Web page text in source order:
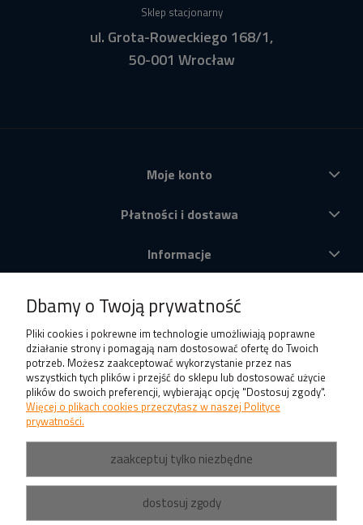
Sklep stacjonarny
ul. Grota-Roweckiego 168/1,
50-001 Wrocław
Moje konto
Płatności i dostawa
Informacje
Produkty
Dbamy o Twoją prywatność
Pliki cookies i pokrewne im technologie umożliwiają poprawne
działanie strony i pomagają nam dostosować ofertę do Twoich
potrzeb. Możesz zaakceptować wykorzystanie przez nas
wszystkich tych plików i przejść do sklepu lub dostosować użycie
plików do swoich preferencji, wybierając opcję "Dostosuj zgody".
Więcej o plikach cookies przeczytasz w naszej Polityce
prywatności.
zaakceptuj tylko niezbędne
dostosuj zgody